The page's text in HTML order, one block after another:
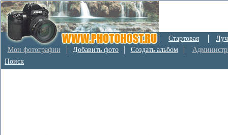
Стартовая
Мои фотографии
Добавить фото Создать альбом
Поиск